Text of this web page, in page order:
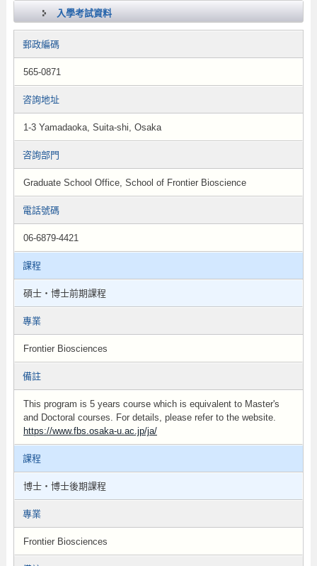
入學考試資料
郵政編碼
565-0871
咨詢地址
1-3 Yamadaoka, Suita-shi, Osaka
咨詢部門
Graduate School Office, School of Frontier Bioscience
電話號碼
06-6879-4421
課程
碩士・博士前期課程
專業
Frontier Biosciences
備註
This program is 5 years course which is equivalent to Master's
and Doctoral courses. For details, please refer to the website.
https://www.fbs.osaka-u.ac.jp/ja/
課程
博士・博士後期課程
專業
Frontier Biosciences